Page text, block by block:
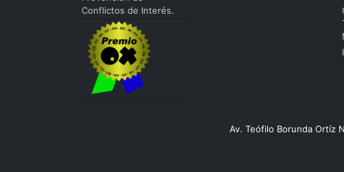
Conflictos de Interés.
Av. Teófilo Borunda Ortíz